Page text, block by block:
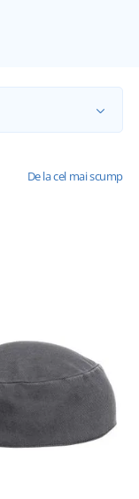
De la cel mai scump